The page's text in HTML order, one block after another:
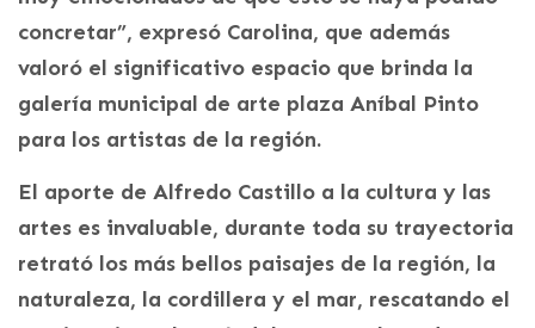
concretar”, expresó Carolina, que además
valoró el significativo espacio que brinda la
galería municipal de arte plaza Aníbal Pinto
para los artistas de la región.
El aporte de Alfredo Castillo a la cultura y las
artes es invaluable, durante toda su trayectoria
retrató los más bellos paisajes de la región, la
naturaleza, la cordillera y el mar, rescatando el